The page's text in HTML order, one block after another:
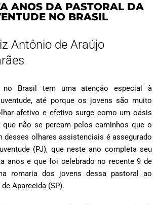
ANOS DA PASTORAL DA
NO BRASIL
Antônio de Araújo
no Brasil tem uma atenção especial à
até porque os jovens são muito
afetivo e efetivo surge como um oásis
que não se percam pelos caminhos que o
desses olhares assistenciais é assegurado
(PJ), que neste ano completa seu
anos e que foi celebrado no recente 9 de
romaria dos jovens dessa pastoral ao
Aparecida (SP).